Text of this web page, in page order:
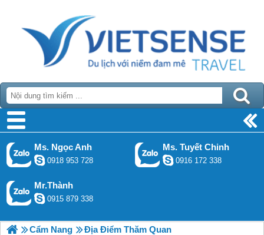
Ms. Ngọc Anh
0918 953 728
Ms. Tuyết Chinh
0916 172 338
Mr.Thành
0915 879 338
Cẩm Nang
Địa Điểm Thăm Quan